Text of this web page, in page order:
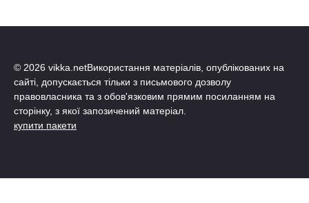
© 2026 vikka.netВикористання матеріалів, опублікованих на
сайті, допускається тільки з письмового дозволу
правовласника та з обов'язковим прямим посиланням на
сторінку, з якої запозичений матеріал.
купити пакети